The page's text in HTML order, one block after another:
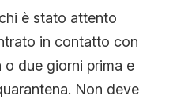
è stato attento
in contatto con
due giorni prima e
Non deve